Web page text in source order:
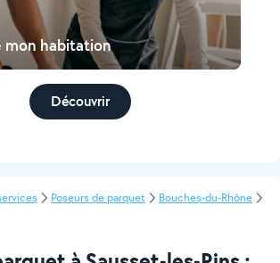
mon habitation
Découvrir
Poseurs de parquet
Bouches-du-Rhône